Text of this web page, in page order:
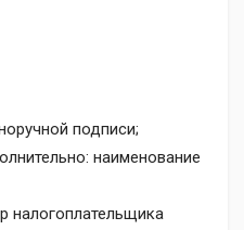
подписи;
наименование
налогоплательщика